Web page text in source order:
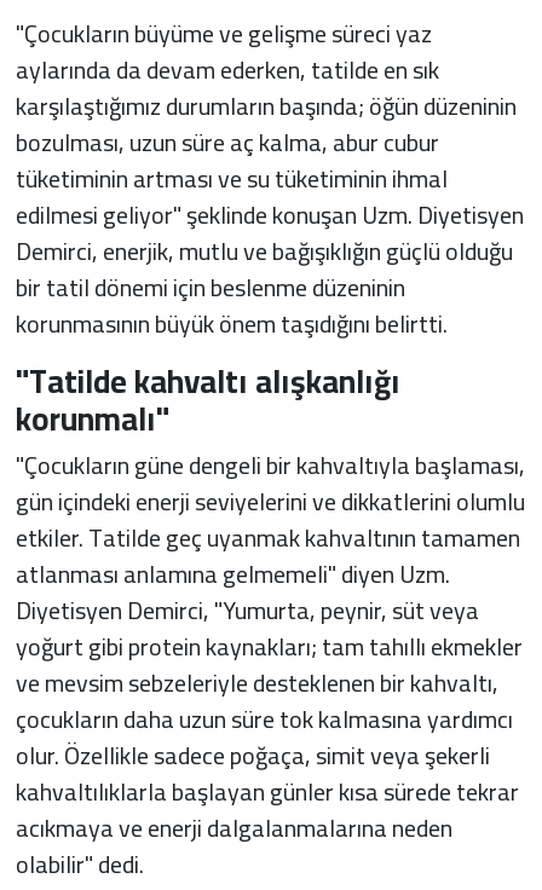
"Çocukların büyüme ve gelişme süreci yaz
aylarında da devam ederken, tatilde en sık
karşılaştığımız durumların başında; öğün düzeninin
bozulması, uzun süre aç kalma, abur cubur
tüketiminin artması ve su tüketiminin ihmal
edilmesi geliyor" şeklinde konuşan Uzm. Diyetisyen
Demirci, enerjik, mutlu ve bağışıklığın güçlü olduğu
bir tatil dönemi için beslenme düzeninin
korunmasının büyük önem taşıdığını belirtti.
"Tatilde kahvaltı alışkanlığı
korunmalı"
"Çocukların güne dengeli bir kahvaltıyla başlaması,
gün içindeki enerji seviyelerini ve dikkatlerini olumlu
etkiler. Tatilde geç uyanmak kahvaltının tamamen
atlanması anlamına gelmemeli" diyen Uzm.
Diyetisyen Demirci, "Yumurta, peynir, süt veya
yoğurt gibi protein kaynakları; tam tahıllı ekmekler
ve mevsim sebzeleriyle desteklenen bir kahvaltı,
çocukların daha uzun süre tok kalmasına yardımcı
olur. Özellikle sadece poğaça, simit veya şekerli
kahvaltılıklarla başlayan günler kısa sürede tekrar
acıkmaya ve enerji dalgalanmalarına neden
olabilir" dedi.